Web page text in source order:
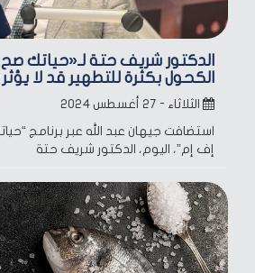
الدكتور شريف حتة لـ«حياتك
الكحول بكثرة للتطهير قد لا
الثلاثاء - ٢٧ أغسطس ٢٠٢٤
استضافت جيهان عبد الله عبر برنامج
إف إم”، اليوم، الدكتور شريف حتة